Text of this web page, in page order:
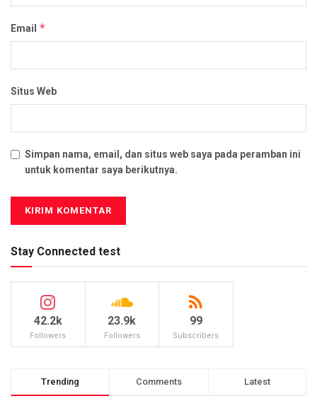
Email *
Situs Web
Simpan nama, email, dan situs web saya pada peramban ini
untuk komentar saya berikutnya.
Stay Connected test
42.2k
Followers
23.9k
Followers
99
Subscribers
Trending Comments Latest